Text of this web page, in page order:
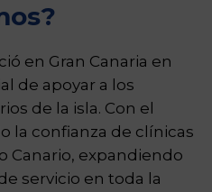
en Gran Canaria en
de apoyar a los
de la isla. Con el
la confianza de clínicas
Canario, expandiendo
servicio en toda la